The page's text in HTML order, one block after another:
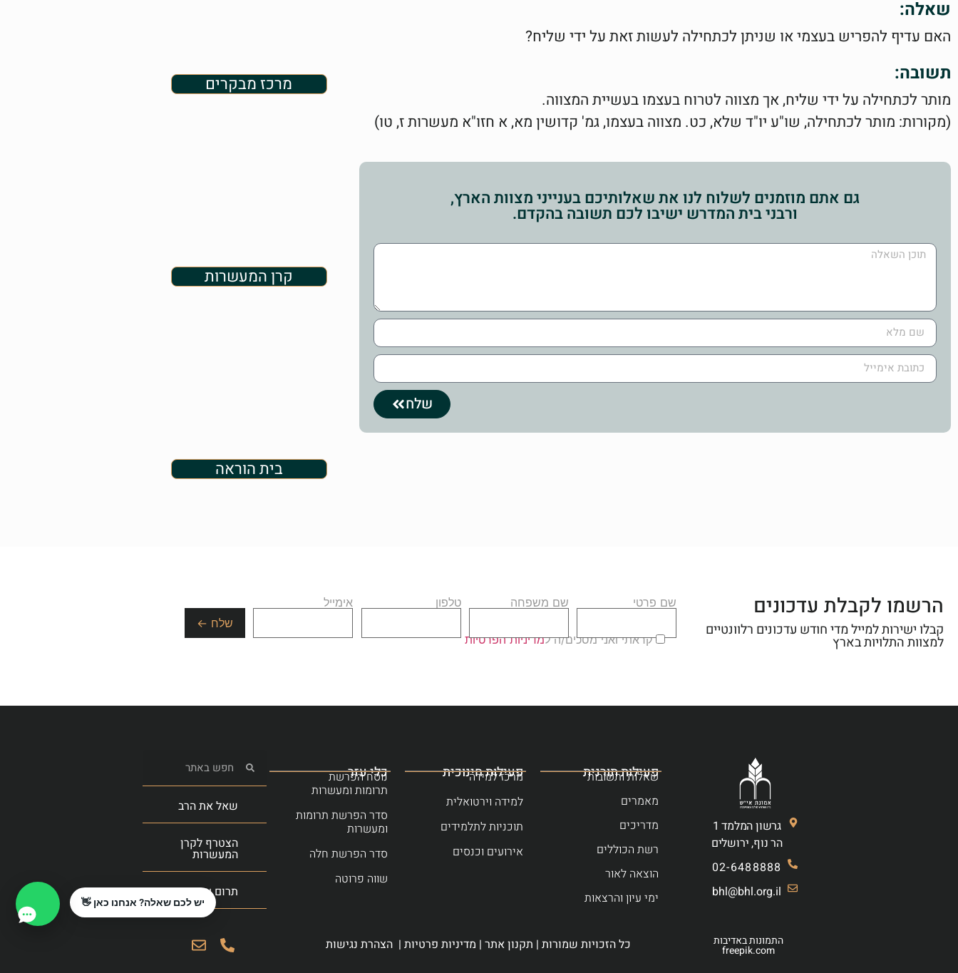
שאלה:
האם עדיף להפריש בעצמי או שניתן לכתחילה לעשות זאת על ידי שליח?
תשובה:
מותר לכתחילה על ידי שליח, אך מצווה לטרוח בעצמו בעשיית המצווה.
(מקורות: מותר לכתחילה, שו"ע יו"ד שלא, כט. מצווה בעצמו, גמ' קדושין מא, א חזו"א מעשרות ז, טו)
גם אתם מוזמנים לשלוח לנו את שאלותיכם בענייני מצוות הארץ,
ורבני בית המדרש ישיבו לכם תשובה בהקדם.
שלח
מרכז מבקרים
קרן המעשרות
בית הוראה
הרשמו לקבלת עדכונים
קבלו ישירות למייל מדי חודש עדכונים רלוונטיים
למצוות התלויות בארץ
שם פרטי שם משפחה טלפון אימייל
קראתי ואני מסכים/ה למדיניות הפרטיות
גרשון המלמד 1
הר נוף, ירושלים
02-6488888
bhl@bhl.org.il
פעילות תורנית
שאלות ותשובות
מאמרים
מדריכים
רשת הכוללים
הוצאה לאור
ימי עיון והרצאות
פעילות חינוכית
מרכז למידה
למידה וירטואלית
תוכניות לתלמידים
אירועים וכנסים
כלי עזר
נוסח הפרשת
תרומות ומעשרות
סדר הפרשת תרומות
ומעשרות
סדר הפרשת חלה
שווה פרוטה
שאל את הרב
הצטרף לקרן
המעשרות
תרום עכשיו
התמונות באדיבות
freepik.com כל הזכויות שמורות | תקנון אתר| מדיניות פרטיות| הצהרת נגישות
יש לכם שאלה? אנחנו כאן 👋